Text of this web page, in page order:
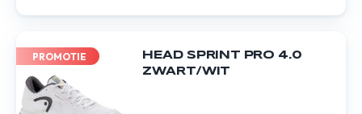
PROMOTIE
HEAD SPRINT PRO 4.0
ZWART/WIT